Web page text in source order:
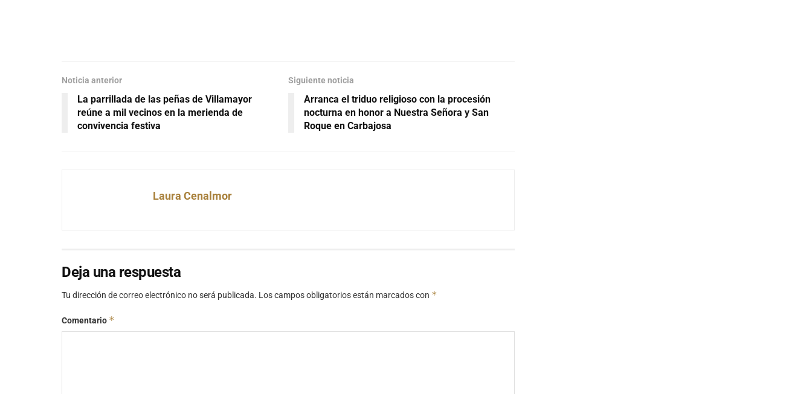
Noticia anterior
La parrillada de las peñas de Villamayor
reúne a mil vecinos en la merienda de
convivencia festiva
Siguiente noticia
Arranca el triduo religioso con la procesión
nocturna en honor a Nuestra Señora y San
Roque en Carbajosa
Laura Cenalmor
Deja una respuesta
Tu dirección de correo electrónico no será publicada. Los campos obligatorios están marcados con *
Comentario *